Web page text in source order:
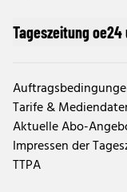
Tageszeitung oe24
Tarife &
Aktuelle Abo-
Impressen der
TTPA